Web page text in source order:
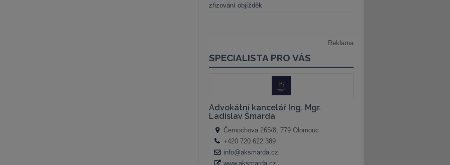
zřizování objížděk